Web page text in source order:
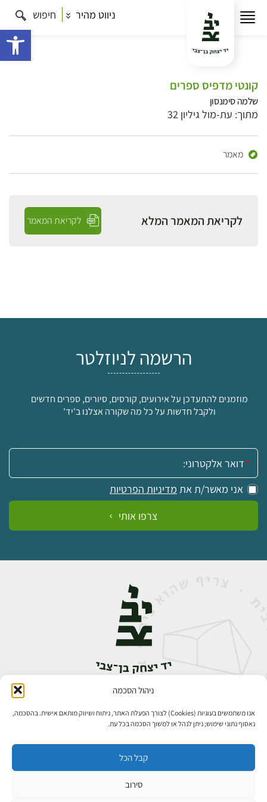
ניהול הסכמה
אנו משתמשים בעוגיות (Cookies) לצורך הפעלת האתר, ניתוח ושיווק מותאם אישית. בהסכמה,
נאסוף נתוני שימוש; ניתן לנהל או למשוך הסכמה בכל עת.
קבל הכל
סירוב
ניווט מהיר חיפוש
קונטי מדפיס ספרים
שלמה סימנסון
מתוך: עת-מול גיליון 32
מאמר
לקריאת המאמר המלא לקריאת המאמר
הרשמה לניוזלטר
מוזמנים להתעדכן על אירועים, קורסים, סיורים, ספרים חדשים
ולקבל חדשות על כל מה שקורה אצלנו ב'יד'
אימייל:
אני מאשר/ת את מדיניות הפרטיות
צרפו אותי
אבן גבירול 14, רחביה, ירושלים